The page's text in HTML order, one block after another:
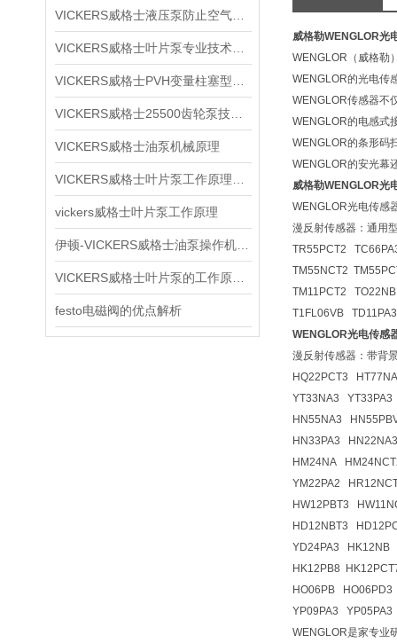
VICKERS威格士油泵机械原理
vickers威格士叶片泵工作原理
festo电磁阀的优点解析
威格勒WENGLOR光
WENGLOR（威格勒
WENGLOR的光电传
WENGLOR传感器不
WENGLOR的电感式
WENGLOR的条形码
WENGLOR的安光幕
威格勒WENGLOR光
WENGLOR光电传感
漫反射传感器：通用
TR55PCT2
TM55NCT2
TM11PCT2
T1FL06VB
WENGLOR光电传感
漫反射传感器：带背
HQ22PCT3
YT33NA3
HN55NA3
HN33PA3
HM24NA
YM22PA2
HW12PBT3
HD12NBT3
YD24PA3
HK12PB8
HO06PB
YP09PA3 YP05PA3
WENGLOR是家专业